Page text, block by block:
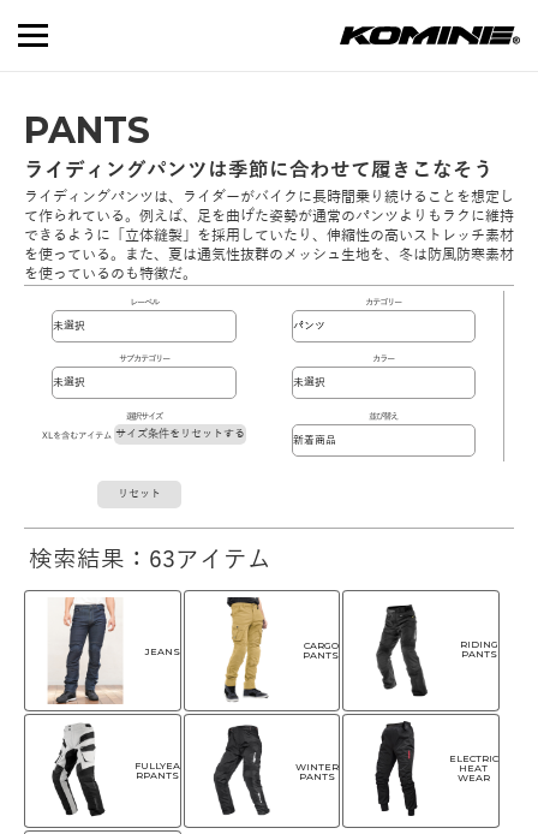
PANTS
ライディングパンツは季節に合わせて履きこなそう
ライディングパンツは、ライダーがバイクに長時間乗り続けることを想定し
て作られている。例えば、足を曲げた姿勢が通常のパンツよりもラクに維持
できるように「立体縫製」を採用していたり、伸縮性の高いストレッチ素材
を使っている。また、夏は通気性抜群のメッシュ生地を、冬は防風防寒素材
を使っているのも特徴だ。
レーベル カテゴリー
サブカテゴリー カラー
選択サイズ
XLを含むアイテム サイズ条件をリセットする
並び替え
リセット
検索結果：63アイテム
JEANS
CARGO
PANTS
RIDING
PANTS
FULLYEA
RPANTS
WINTER
PANTS
ELECTRIC
HEAT
WEAR